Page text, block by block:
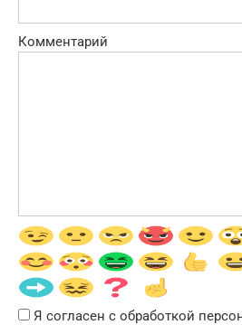
Комментарий
Я согласен с обработкой